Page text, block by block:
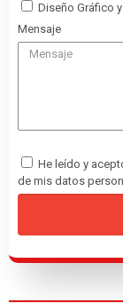
Diseño Gráfico
Mensaje
He leído y
de mis datos